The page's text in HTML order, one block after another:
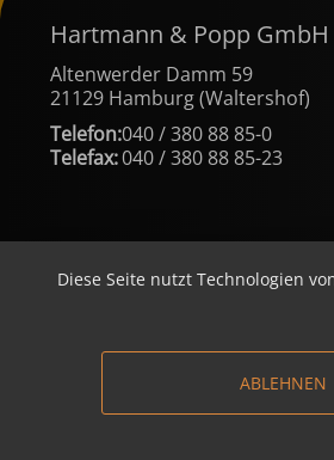
Hartmann & Popp GmbH
Altenwerder Damm 59
21129 Hamburg (Waltershof)
Telefon:040 / 380 88 85-0
Telefax:040 / 380 88 85-23
Diese Seite nutzt Technologien
ABLEHNEN